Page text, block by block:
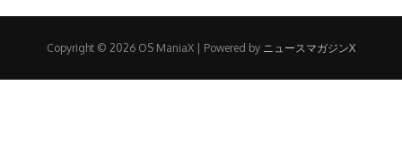
Copyright © 2026 OS ManiaX | Powered by ニュースマガジンX